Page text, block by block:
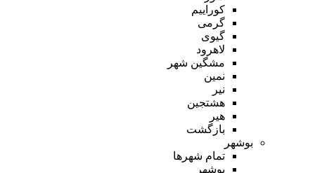
کوراییم
گرمی
گیوی
لاهرود
مشگین شهر
نمین
نیر
هشتجین
هیر
بازگشت
بوشهر
تمام شهر‌ها
بوشهر